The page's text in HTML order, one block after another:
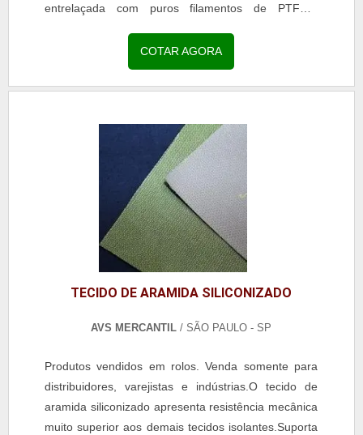
entrelaçada com puros filamentos de PTFE.É
COTAR AGORA
TECIDO DE ARAMIDA SILICONIZADO
AVS MERCANTIL / SÃO PAULO - SP
Produtos vendidos em rolos. Venda somente para
distribuidores, varejistas e indústrias.O tecido de
aramida siliconizado apresenta resistência mecânica
muito superior aos demais tecidos isolantes.Suporta